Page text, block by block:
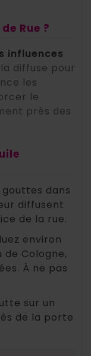
Rue ?
influences
diffuse pour
les
le
près des
gouttes dans
diffusent
de la rue.
environ
de Cologne,
À ne pas
sur un
de la porte